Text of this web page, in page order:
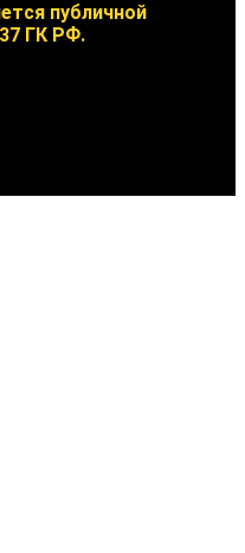
публичной
ГК РФ.